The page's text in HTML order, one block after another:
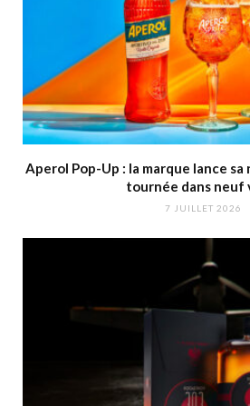
Aperol Pop-Up : la marque lance
tournée dans neuf
7 JUILLET 2026